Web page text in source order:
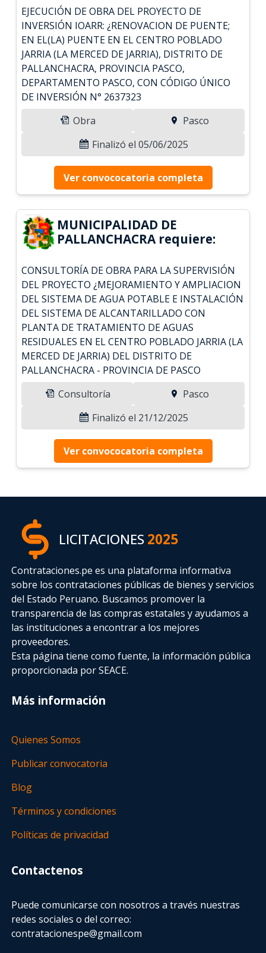
EJECUCIÓN DE OBRA DEL PROYECTO DE
INVERSIÓN IOARR: ¿RENOVACION DE PUENTE;
EN EL(LA) PUENTE EN EL CENTRO POBLADO
JARRIA (LA MERCED DE JARRIA), DISTRITO DE
PALLANCHACRA, PROVINCIA PASCO,
DEPARTAMENTO PASCO, CON CÓDIGO ÚNICO
DE INVERSIÓN N° 2637323
Obra
Pasco
Finalizó el 05/06/2025
Ver convococatoria completa
MUNICIPALIDAD DE
PALLANCHACRA requiere:
CONSULTORÍA DE OBRA PARA LA SUPERVISIÓN
DEL PROYECTO ¿MEJORAMIENTO Y AMPLIACION
DEL SISTEMA DE AGUA POTABLE E INSTALACIÓN
DEL SISTEMA DE ALCANTARILLADO CON
PLANTA DE TRATAMIENTO DE AGUAS
RESIDUALES EN EL CENTRO POBLADO JARRIA (LA
MERCED DE JARRIA) DEL DISTRITO DE
PALLANCHACRA - PROVINCIA DE PASCO
Consultoría
Pasco
Finalizó el 21/12/2025
Ver convococatoria completa
LICITACIONES2025
Contrataciones.pe es una plataforma informativa
sobre los contrataciones públicas de bienes y servicios
del Estado Peruano. Buscamos promover la
transparencia de las compras estatalesy ayudamos a
las instituciones a encontrar a los mejores
proveedores.
Esta página tiene como fuente, la información pública
proporcionada por SEACE.
Más información
Quienes Somos
Publicar convocatoria
Blog
Términos y condiciones
Políticas de privacidad
Contactenos
Puede comunicarse con nosotros a través nuestras
redes sociales o del correo:
contratacionespe@gmail.com